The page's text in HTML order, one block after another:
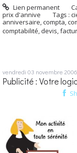
Lien permanent
prix d'annive
Tags :
anniversaire,compta,
comptabilité, devis,
vendredi 03 novembre 2006
Publicité : Votre